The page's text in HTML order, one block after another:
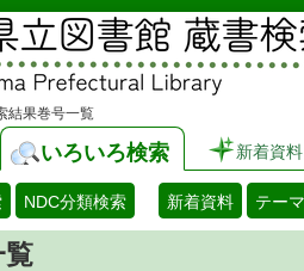
結果巻号一覧
いろいろ検索 新着資料
NDC分類検索 新着資料 テー
覧